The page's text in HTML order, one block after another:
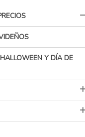
Y DÍA DE